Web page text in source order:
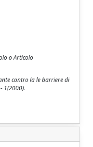
o Articolo
contro la le barriere di
1(2000).